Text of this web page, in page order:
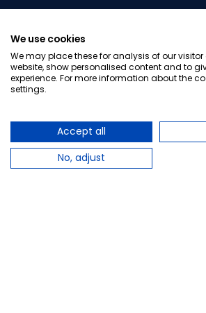
We use cookies
We may place these for analysis of our
website, show personalised content and to
experience. For more information about the
settings.
Accept all
No, adjust